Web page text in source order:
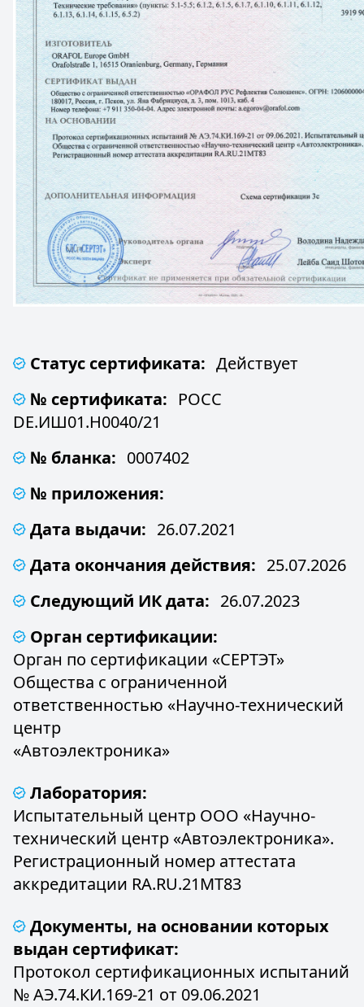
Статус сертификата: Действует
№ сертификата: РОСС
DE.ИШ01.Н0040/21
№ бланка: 0007402
№ приложения:
Дата выдачи: 26.07.2021
Дата окончания действия: 25.07.2026
Следующий ИК дата: 26.07.2023
Орган сертификации:
Орган по сертификации «СЕРТЭТ»
Общества с ограниченной
ответственностью «Научно-технический
центр
«Автоэлектроника»
Лаборатория:
Испытательный центр ООО «Научно-
технический центр «Автоэлектроника».
Регистрационный номер аттестата
аккредитации RA.RU.21MT83
Документы, на основании которых
выдан сертификат:
Протокол сертификационных испытаний
№ АЭ.74.КИ.169-21 от 09.06.2021